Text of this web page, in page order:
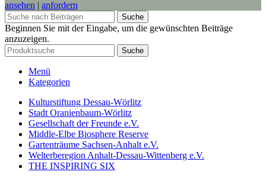
ansehen | anfordern
Suche
Beginnen Sie mit der Eingabe, um die gewünschten Beiträge
anzuzeigen.
Suche
Menü
Kategorien
Kulturstiftung Dessau-Wörlitz
Stadt Oranienbaum-Wörlitz
Gesellschaft der Freunde e.V.
Middle-Elbe Biosphere Reserve
Gartenträume Sachsen-Anhalt e.V.
Welterberegion Anhalt-Dessau-Wittenberg e.V.
THE INSPIRING SIX